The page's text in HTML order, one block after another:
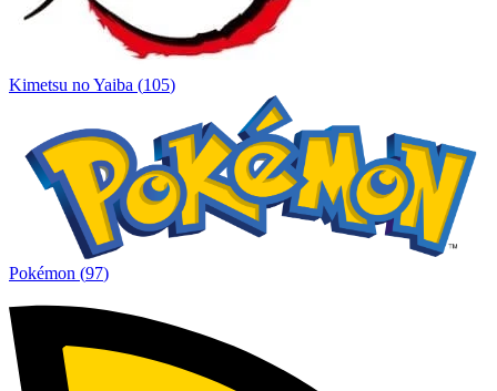
Kimetsu no Yaiba (105)
Pokémon (97)